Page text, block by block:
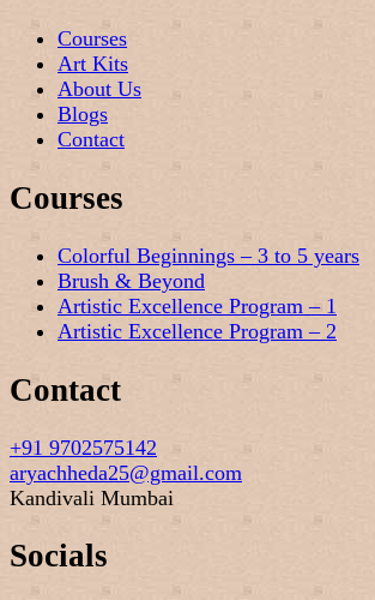
Courses
Art Kits
About Us
Blogs
Contact
Courses
Colorful Beginnings – 3 to 5 years
Brush & Beyond
Artistic Excellence Program – 1
Artistic Excellence Program – 2
Contact
+91 9702575142
aryachheda25@gmail.com
Kandivali Mumbai
Socials